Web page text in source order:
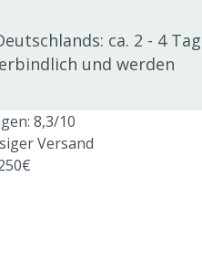
ca. 2 - 4
und werden
8,3/10
Versand